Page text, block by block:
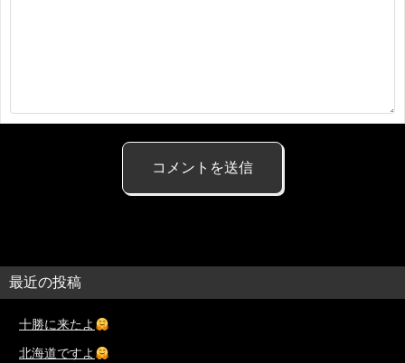
最近の投稿
十勝に来たよ
北海道ですよ